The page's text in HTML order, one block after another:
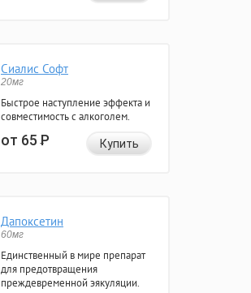
Сиалис Софт
20мг
Быстрое наступление эффекта и
совместимость с алкоголем.
от 65Р Купить
Дапоксетин
60мг
Единственный в мире препарат
для предотвращения
преждевременной эякуляции.